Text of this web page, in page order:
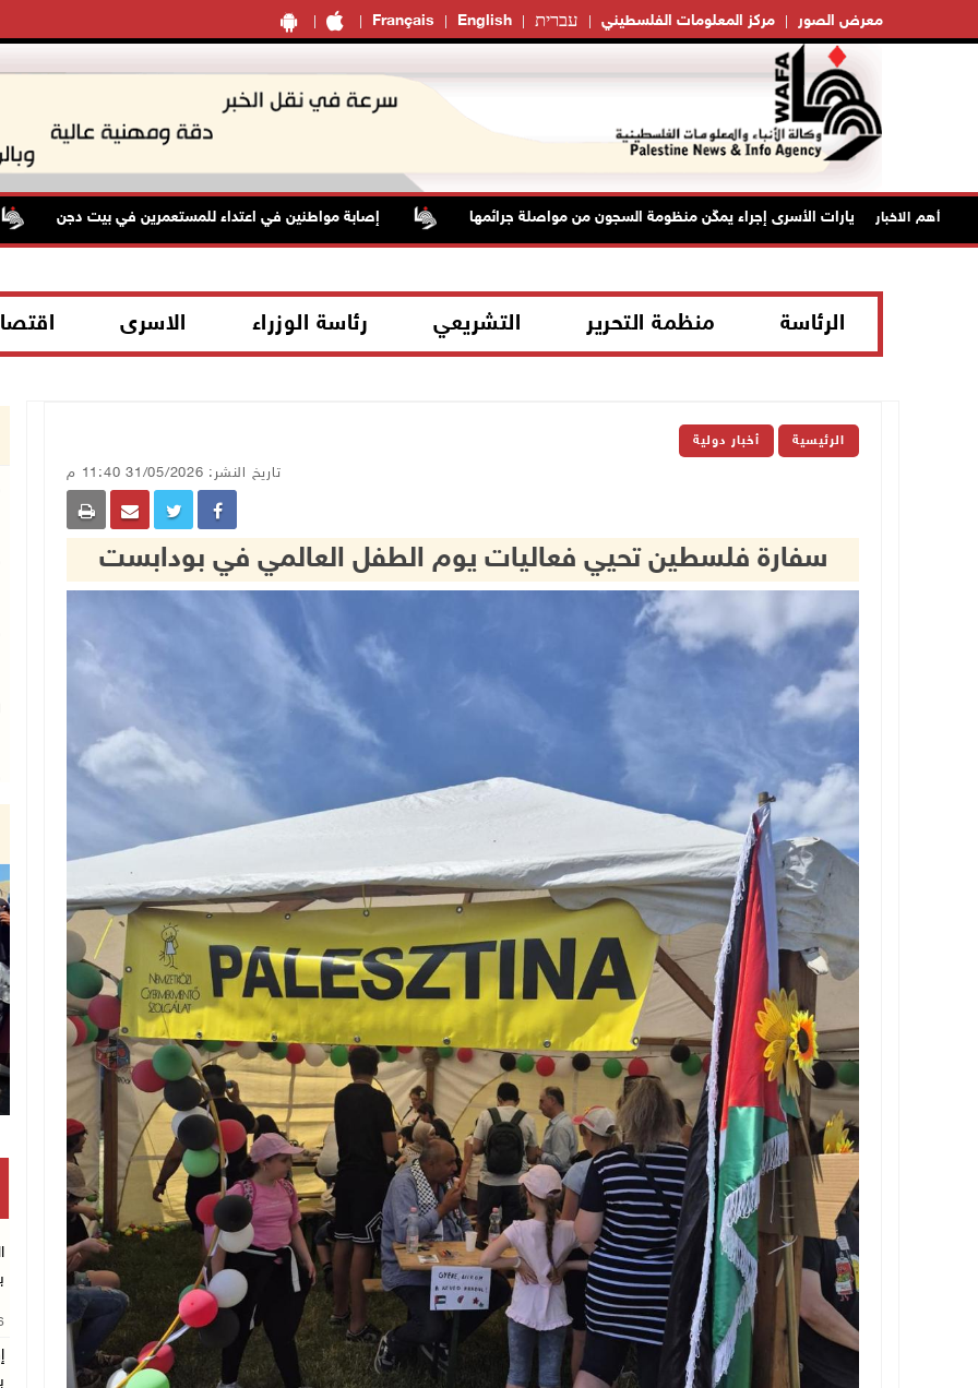
Français English עברית مركز المعلومات الفلسطيني معرض الصور
أهم الاخبار
أمرَ منع زيارات الأسرى إجراء يمكّن منظومة السجون من مواصلة جرائمها إصابة مواطنين في اعتداء للمستعمرين في بيت دجن
الرئاسة منظمة التحرير التشريعي رئاسة الوزراء الاسرى
الرئيسية أخبار دولية
تاريخ النشر: 31/05/2026 11:40 م
سفارة فلسطين تحيي فعاليات يوم الطفل العالمي في بودابست